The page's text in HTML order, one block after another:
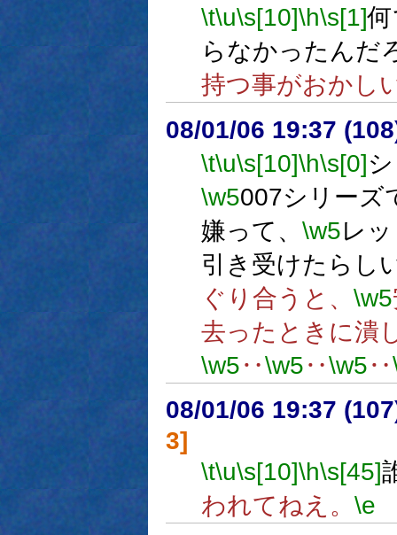
\t\u\s[10]\h\s[1]
らなかったんだ
持つ事がおかし
08/01/06 19:37
\t\u\s[10]\h\s[0]
\w5007シリーズ
嫌って、 \w5レ
引き受けたらし
ぐり合うと、 \w5
去ったときに潰
\w5‥\w5‥\w5‥
08/01/06 19:37
3]
\t\u\s[10]\h\s[45]
われてねえ。 \e